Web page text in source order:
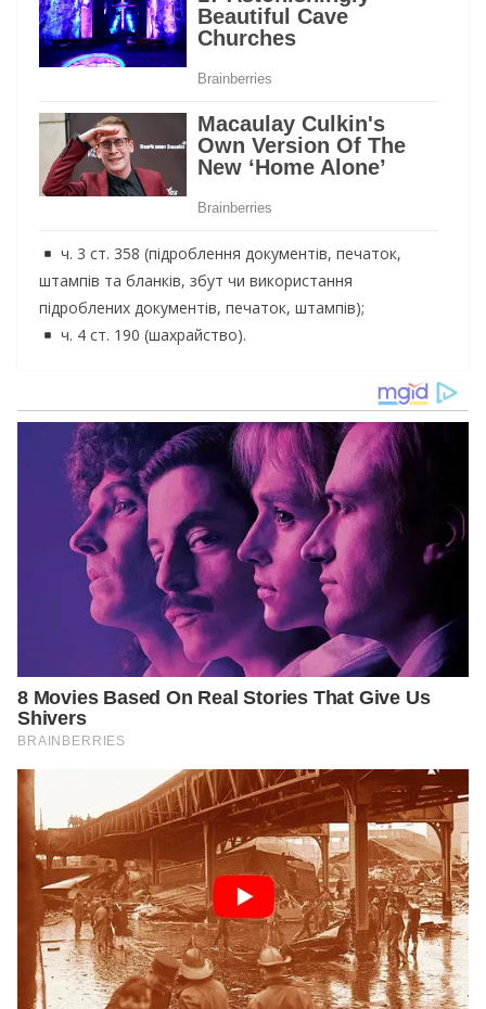
ч. 3 ст. 358 (підроблення документів, печаток,
штампів та бланків, збут чи використання
підроблених документів, печаток, штампів);
ч. 4 ст. 190 (шахрайство).